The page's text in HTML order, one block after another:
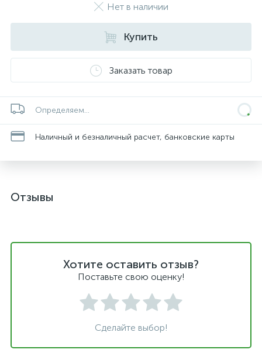
Нет в наличии
Купить
Заказать товар
Определяем...
Наличный и безналичный расчет, банковские карты
Отзывы
Хотите оставить отзыв?
Поставьте свою оценку!
Сделайте выбор!